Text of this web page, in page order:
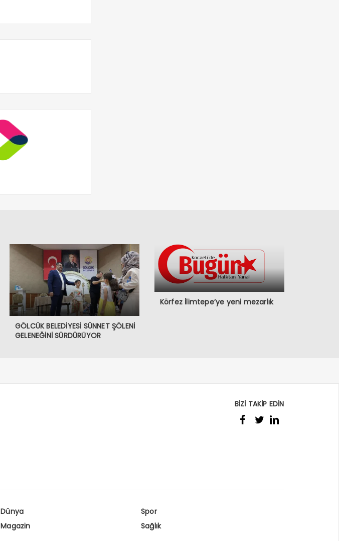
GÖLCÜK BELEDİYESİ SÜNNET ŞÖLENİ
GELENEĞİNİ SÜRDÜRÜYOR
Körfez İlimtepe’ye yeni mezarlık
BİZİ TAKİP EDİN
Dünya
Spor
Magazin
Sağlık